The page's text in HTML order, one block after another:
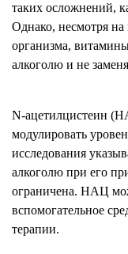
таких осложнений,
Однако, несмотря на
организма,
алкоголю и не
N-ацетилцистеин
модулировать
исследования
алкоголю при его
ограничена. НАЦ
вспомогательное
терапии.